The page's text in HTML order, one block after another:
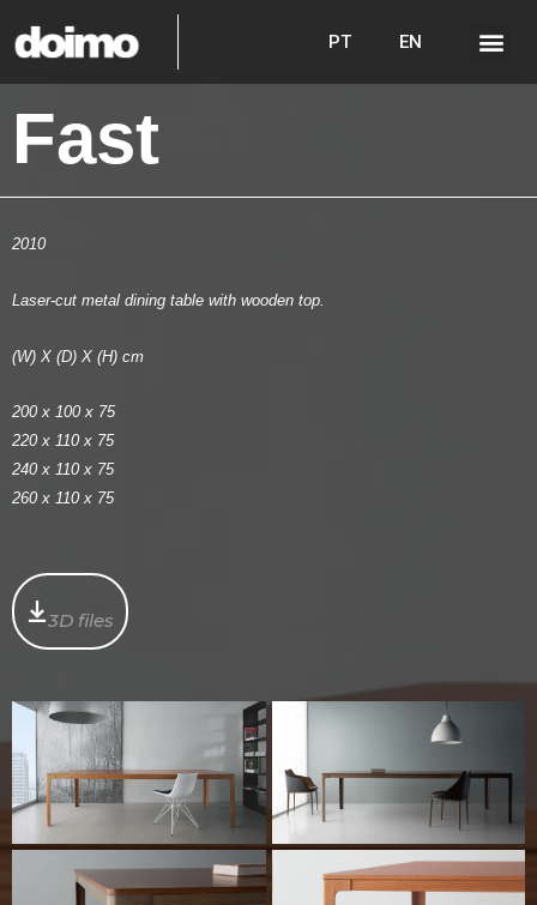
PT EN
Fast
2010
Laser-cut metal dining table with wooden top.
(W) X (D) X (H) cm
200 x 100 x 75
220 x 110 x 75
240 x 110 x 75
260 x 110 x 75
3D files